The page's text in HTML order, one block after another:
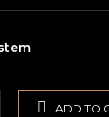
ADD TO